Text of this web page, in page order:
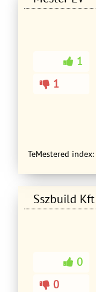
1
1
TeMestered index:
Sszbuild Kft
0
0